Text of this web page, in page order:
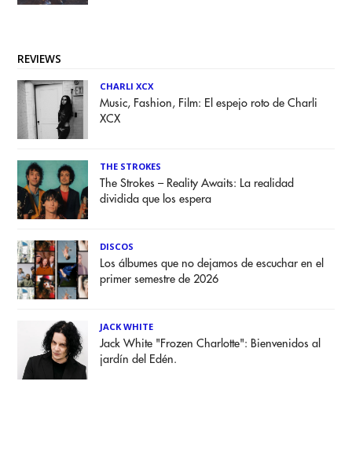
REVIEWS
CHARLI XCX
Music, Fashion, Film: El espejo roto de Charli
XCX
THE STROKES
The Strokes – Reality Awaits: La realidad
dividida que los espera
DISCOS
Los álbumes que no dejamos de escuchar en el
primer semestre de 2026
JACK WHITE
Jack White "Frozen Charlotte": Bienvenidos al
jardín del Edén.